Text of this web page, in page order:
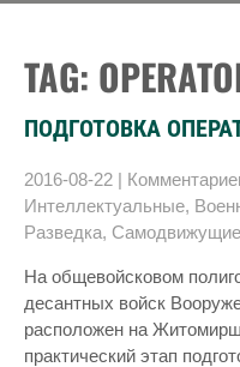
TAG:
ПОДГОТОВКА
2016-08-22 |
Интеллектуальные,
Разведка,
На общевойсковом
десантных войск
расположен на
практический этап